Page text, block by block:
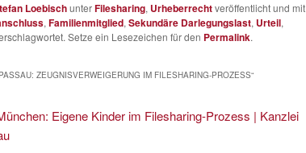
LoebischunterFilesharing, Urheberrechtveröffentlicht und mit
, Familienmitglied, Sekundäre Darlegungslast, Urteil,
Setze ein Lesezeichen für den Permalink.
ZEUGNISVERWEIGERUNG IM FILESHARING-PROZESS“
Eigene Kinder im Filesharing-Prozess | Kanzlei